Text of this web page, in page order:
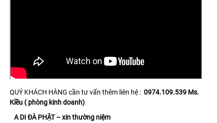
QUÝ KHÁCH HÀNG cần tư vấn thêm liên hệ : 0974.109.539 Ms.
Kiều ( phòng kinh doanh)
A DI ĐÀ PHẬT – xin thường niệm